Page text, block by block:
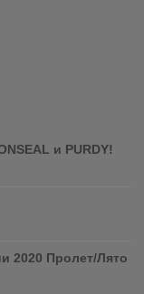
и PURDY!
2020 Пролет/Лято